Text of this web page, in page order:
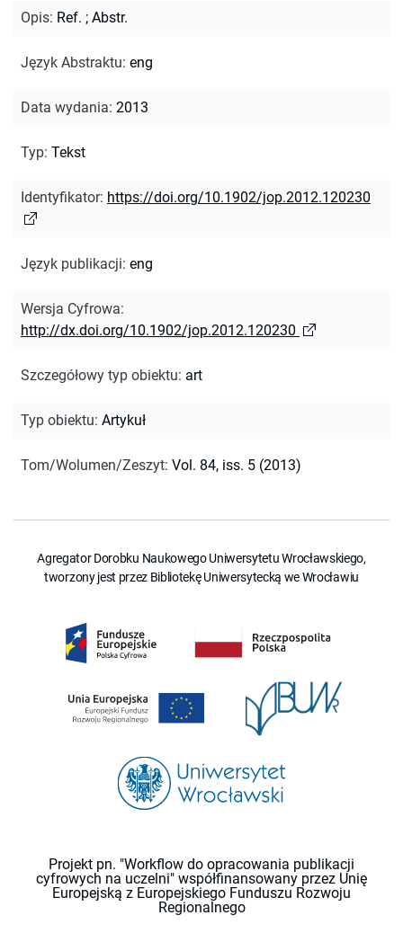
Opis: Ref. ; Abstr.
Język Abstraktu: eng
Data wydania: 2013
Typ: Tekst
Identyfikator: https://doi.org/10.1902/jop.2012.120230
Język publikacji: eng
Wersja Cyfrowa:
http://dx.doi.org/10.1902/jop.2012.120230
Szczegółowy typ obiektu: art
Typ obiektu: Artykuł
Tom/Wolumen/Zeszyt: Vol. 84, iss. 5 (2013)
Agregator Dorobku Naukowego Uniwersytetu Wrocławskiego,
tworzony jest przez Bibliotekę Uniwersytecką we Wrocławiu
Projekt pn. "Workflow do opracowania publikacji
cyfrowych na uczelni" współfinansowany przez Unię
Europejską z Europejskiego Funduszu Rozwoju
Regionalnego